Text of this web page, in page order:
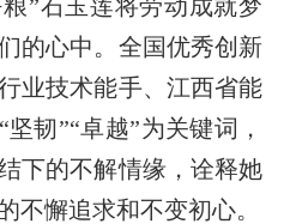
”石玉莲将劳动成就梦
的心中。全国优秀创新
业技术能手、江西省能
韧”“卓越”为关键词，
下的不解情缘，诠释她
不懈追求和不变初心。